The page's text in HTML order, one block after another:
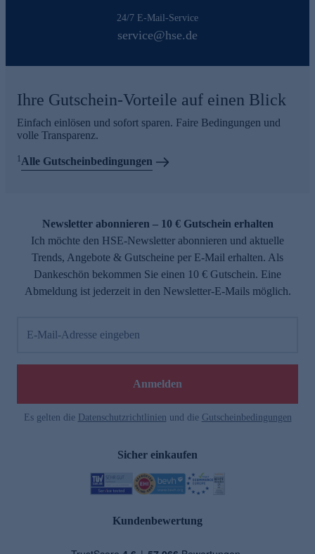
24/7 E-Mail-Service
service@hse.de
Ihre Gutschein-Vorteile auf einen Blick
Einfach einlösen und sofort sparen. Faire Bedingungen und
volle Transparenz.
1Alle Gutscheinbedingungen
Newsletter abonnieren – 10 € Gutschein erhalten
Ich möchte den HSE-Newsletter abonnieren und aktuelle
Trends, Angebote & Gutscheine per E-Mail erhalten. Als
Dankeschön bekommen Sie einen 10 € Gutschein. Eine
Abmeldung ist jederzeit in den Newsletter-E-Mails möglich.
E-Mail-Adresse eingeben
Anmelden
Es gelten die Datenschutzrichtlinien und die Gutscheinbedingungen
Sicher einkaufen
Kundenbewertung